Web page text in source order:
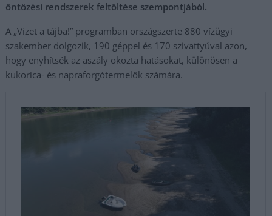
öntözési rendszerek feltöltése szempontjából.
A „Vizet a tájba!” programban országszerte 880 vízügyi
szakember dolgozik, 190 géppel és 170 szivattyúval azon,
hogy enyhítsék az aszály okozta hatásokat, különösen a
kukorica- és napraforgótermelők számára.